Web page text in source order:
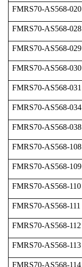
FMRS70-AS568-020
FMRS70-AS568-028
FMRS70-AS568-029
FMRS70-AS568-030
FMRS70-AS568-031
FMRS70-AS568-034
FMRS70-AS568-038
FMRS70-AS568-108
FMRS70-AS568-109
FMRS70-AS568-110
FMRS70-AS568-111
FMRS70-AS568-112
FMRS70-AS568-113
FMRS70-AS568-114